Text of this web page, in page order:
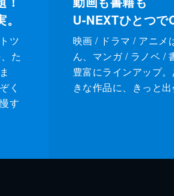
ツ
た
く
す
U-NEXTひとつで
映画 / ドラマ / アニメ
ん、マンガ / ラノベ /
豊富にラインアップ
きな作品に、きっと出